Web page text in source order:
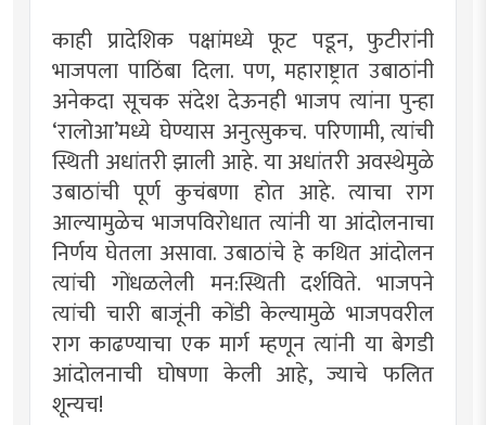
काही प्रादेशिक पक्षांमध्ये फूट पडून, फुटीरांनी
भाजपला पाठिंबा दिला. पण, महाराष्ट्रात उबाठांनी
अनेकदा सूचक संदेश देऊनही भाजप त्यांना पुन्हा
‘रालोआ’मध्ये घेण्यास अनुत्सुकच. परिणामी, त्यांची
स्थिती अधांतरी झाली आहे. या अधांतरी अवस्थेमुळे
उबाठांची पूर्ण कुचंबणा होत आहे. त्याचा राग
आल्यामुळेच भाजपविरोधात त्यांनी या आंदोलनाचा
निर्णय घेतला असावा. उबाठांचे हे कथित आंदोलन
त्यांची गोंधळलेली मन:स्थिती दर्शविते. भाजपने
त्यांची चारी बाजूंनी कोंडी केल्यामुळे भाजपवरील
राग काढण्याचा एक मार्ग म्हणून त्यांनी या बेगडी
आंदोलनाची घोषणा केली आहे, ज्याचे फलित
शून्यच!